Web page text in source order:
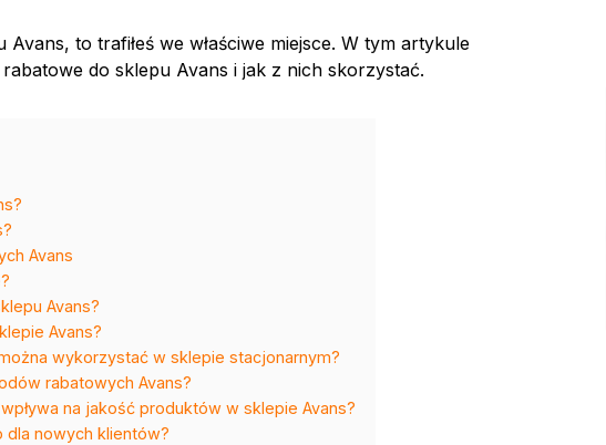
to trafiłeś we właściwe miejsce. W tym artykule
do sklepu Avans i jak z nich skorzystać.
Avans
Avans?
Avans?
wykorzystać w sklepie stacjonarnym?
rabatowych Avans?
na jakość produktów w sklepie Avans?
dla nowych klientów?